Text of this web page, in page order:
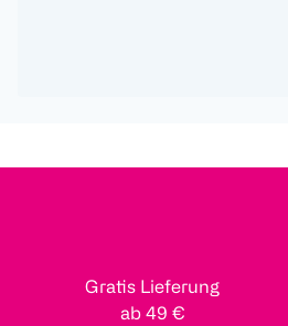
Gratis Lieferung
ab 49 €